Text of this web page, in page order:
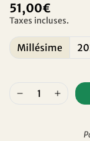
51,00€
Taxes incluses.
Millésime